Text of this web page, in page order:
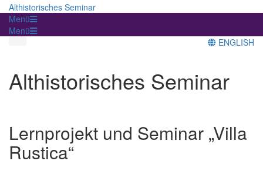
Althistorisches Seminar
Menü
Menü
ENGLISH
Althistorisches Seminar
Lernprojekt und Seminar „Villa
Rustica“